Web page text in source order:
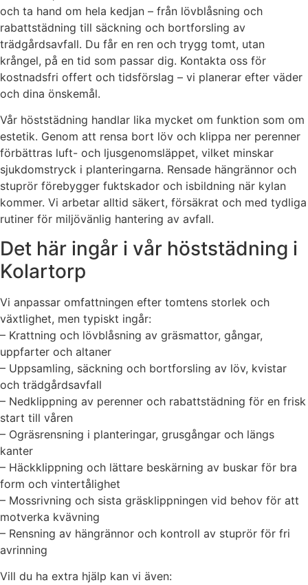
och ta hand om hela kedjan – från lövblåsning och
rabattstädning till säckning och bortforsling av
trädgårdsavfall. Du får en ren och trygg tomt, utan
krångel, på en tid som passar dig. Kontakta oss för
kostnadsfri offert och tidsförslag – vi planerar efter väder
och dina önskemål.
Vår höststädning handlar lika mycket om funktion som om
estetik. Genom att rensa bort löv och klippa ner perenner
förbättras luft- och ljusgenomsläppet, vilket minskar
sjukdomstryck i planteringarna. Rensade hängrännor och
stuprör förebygger fuktskador och isbildning när kylan
kommer. Vi arbetar alltid säkert, försäkrat och med tydliga
rutiner för miljövänlig hantering av avfall.
Det här ingår i vår höststädning i
Kolartorp
Vi anpassar omfattningen efter tomtens storlek och
växtlighet, men typiskt ingår:
– Krattning och lövblåsning av gräsmattor, gångar,
uppfarter och altaner
– Uppsamling, säckning och bortforsling av löv, kvistar
och trädgårdsavfall
– Nedklippning av perenner och rabattstädning för en frisk
start till våren
– Ogräsrensning i planteringar, grusgångar och längs
kanter
– Häckklippning och lättare beskärning av buskar för bra
form och vintertålighet
– Mossrivning och sista gräsklippningen vid behov för att
motverka kvävning
– Rensning av hängrännor och kontroll av stuprör för fri
avrinning
Vill du ha extra hjälp kan vi även: